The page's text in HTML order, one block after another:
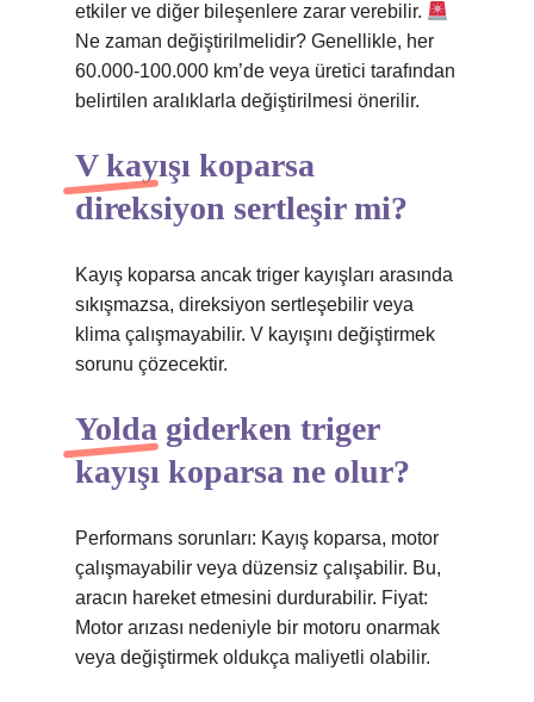
etkiler ve diğer bileşenlere zarar verebilir.
Ne zaman değiştirilmelidir? Genellikle, her
60.000-100.000 km’de veya üretici tarafından
belirtilen aralıklarla değiştirilmesi önerilir.
V kayışı koparsa
direksiyon sertleşir mi?
Kayış koparsa ancak triger kayışları arasında
sıkışmazsa, direksiyon sertleşebilir veya
klima çalışmayabilir. V kayışını değiştirmek
sorunu çözecektir.
Yolda giderken triger
kayışı koparsa ne olur?
Performans sorunları: Kayış koparsa, motor
çalışmayabilir veya düzensiz çalışabilir. Bu,
aracın hareket etmesini durdurabilir. Fiyat:
Motor arızası nedeniyle bir motoru onarmak
veya değiştirmek oldukça maliyetli olabilir.